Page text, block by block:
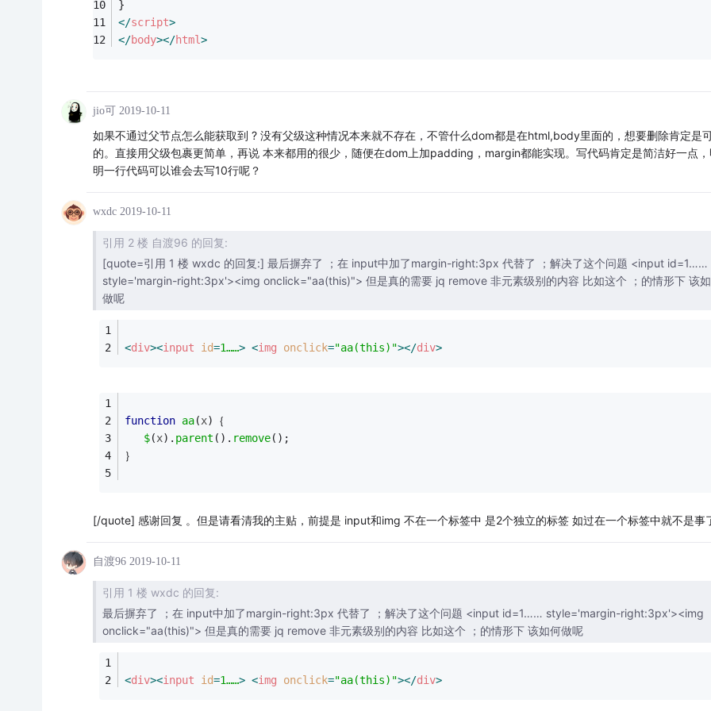
}
</script>
</body></html>
jio可 2019-10-11
如果不通过父节点怎么能获取到 ? 没有父级这种情况本来就不存在，不管什么dom都是在html,body里面的，想要删除肯定是
的。直接用父级包裹更简单，再说 本来都用的很少，随便在dom上加padding，margin都能实现。写代码肯定是简洁好一点
明一行代码可以谁会去写10行呢？
wxdc 2019-10-11
引用 2 楼 自渡96 的回复:
[quote=引用 1 楼 wxdc 的回复:] 最后摒弃了 ；在 input中加了margin-right:3px 代替了 ；解决了这个问题 <input id=1……
style='margin-right:3px'><img onclick="aa(this)"> 但是真的需要 jq remove 非元素级别的内容 比如这个 ；的情形下 该如何
做呢
<div><input id=1……> <img onclick="aa(this)"></div>
function aa(x)｛
$(x). parent ( ). remove( );
｝
[/quote] 感谢回复 。但是请看清我的主贴，前提是 input和img 不在一个标签中 是2个独立的标签 如过在一个标签中就不是事
自渡96 2019-10-11
引用 1 楼 wxdc 的回复:
最后摒弃了 ；在 input中加了margin-right:3px 代替了 ；解决了这个问题 <input id=1…… style='margin-right:3px'><img
onclick="aa(this)"> 但是真的需要 jq remove 非元素级别的内容 比如这个 ；的情形下 该如何做呢
<div><input id=1……> <img onclick="aa(this)"></div>